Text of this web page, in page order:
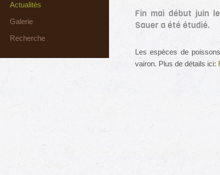
Actualités
Galerie
Recherche
Fin mai début juin
Sauer a été étudié.
Les espèces de
vairon. Plus de détails ici: